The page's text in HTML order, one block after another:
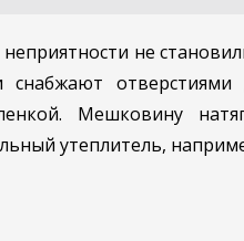
не
снабжают
Мешковину
утеплитель,